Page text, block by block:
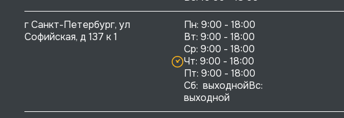
г Санкт-Петербург, ул
Софийская, д 137 к 1
Пн: 9:00 - 18:00
Вт: 9:00 - 18:00
Ср: 9:00 - 18:00
Чт: 9:00 - 18:00
Пт: 9:00 - 18:00
Сб:  выходнойВс:
выходной